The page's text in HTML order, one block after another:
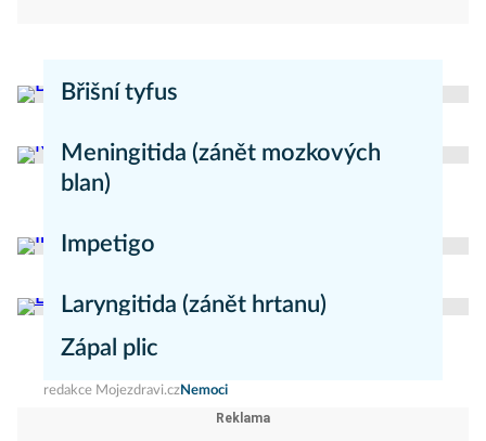
Břišní tyfus
Meningitida (zánět mozkových
blan)
Impetigo
Laryngitida (zánět hrtanu)
redakce Mojezdravi.cz
Zápal plic
redakce Mojezdravi.czNemoci